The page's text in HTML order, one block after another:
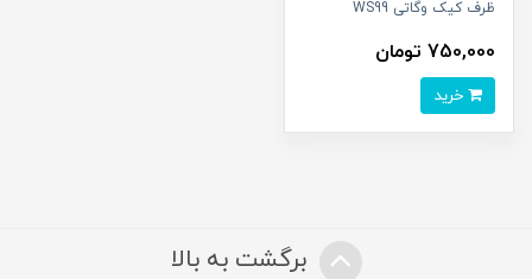
ظرف کیک وگاتی WS99
750,000 تومان
برگشت به بالا